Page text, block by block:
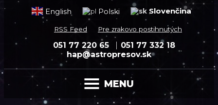
English Polski Slovenčina
Pre zrakovo postihnutých
RSS Feed
051 77 220 65
051 77 332 18
hap@astropresov.sk
MENU